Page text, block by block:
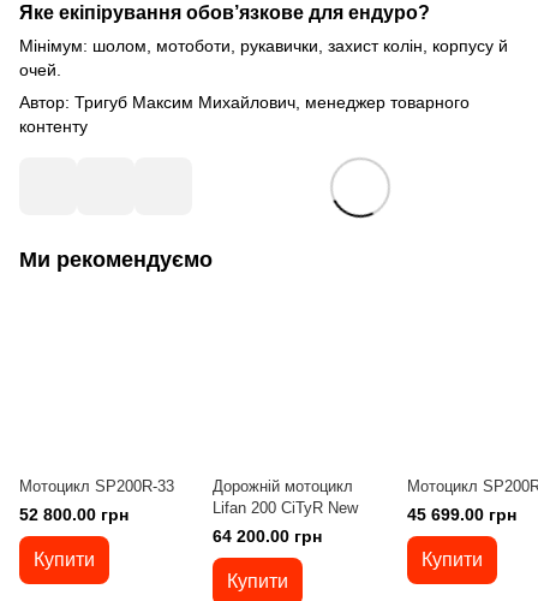
Яке екіпірування обов’язкове для ендуро?
Мінімум: шолом, мотоботи, рукавички, захист колін, корпусу й
очей.
Автор: Тригуб Максим Михайлович, менеджер товарного
контенту
Ми рекомендуємо
Мотоцикл SP200R-33
52 800.00 грн
Купити
Дорожній мотоцикл
Lifan 200 CiTyR New
64 200.00 грн
Купити
Мотоцикл
45 699.00 грн
Купити